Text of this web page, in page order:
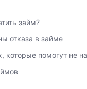
займ?
отказа в займе
которые помогут не